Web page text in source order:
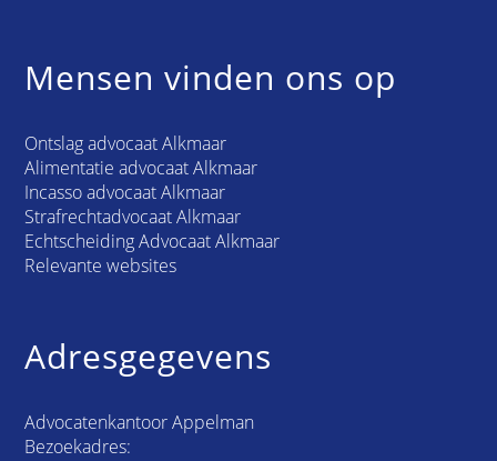
Mensen vinden ons op
Ontslag advocaat Alkmaar
Alimentatie advocaat Alkmaar
Incasso advocaat Alkmaar
Strafrechtadvocaat Alkmaar
Echtscheiding Advocaat Alkmaar
Relevante websites
Adresgegevens
Advocatenkantoor Appelman
Bezoekadres: